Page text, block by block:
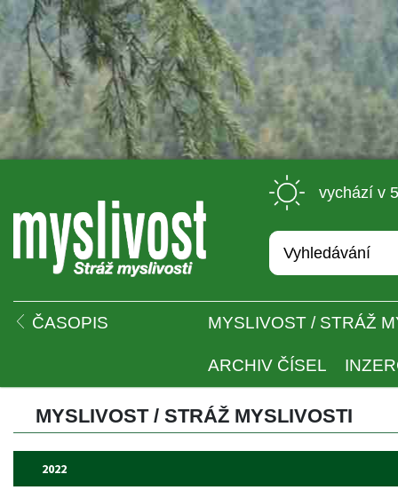
vychází v
ČASOPIS MYSLIVOST / STRÁŽ
ARCHIV ČÍSEL
MYSLIVOST / STRÁŽ MYSLIVOSTI
2022